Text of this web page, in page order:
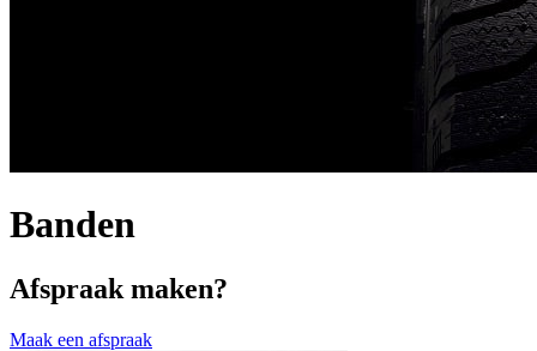
Banden
Afspraak maken?
Maak een afspraak